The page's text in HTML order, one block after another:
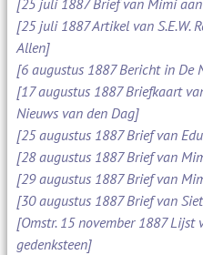
[25 juli 1887 Artikel van S.E.W.
Allen]
[6 augustus 1887 Bericht in De
[17 augustus 1887 Briefkaart
Nieuws van den Dag]
[25 augustus 1887 Brief van
[28 augustus 1887 Brief van
[29 augustus 1887 Brief van
[30 augustus 1887 Brief van
[Omstr. 15 november 1887 Lijst
gedenksteen]